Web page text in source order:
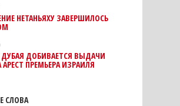
НЕТАНЬЯХУ ЗАВЕРШИЛОСЬ
ДОБИВАЕТСЯ ВЫДАЧИ
АРЕСТ ПРЕМЬЕРА ИЗРАИЛЯ
СЛОВА